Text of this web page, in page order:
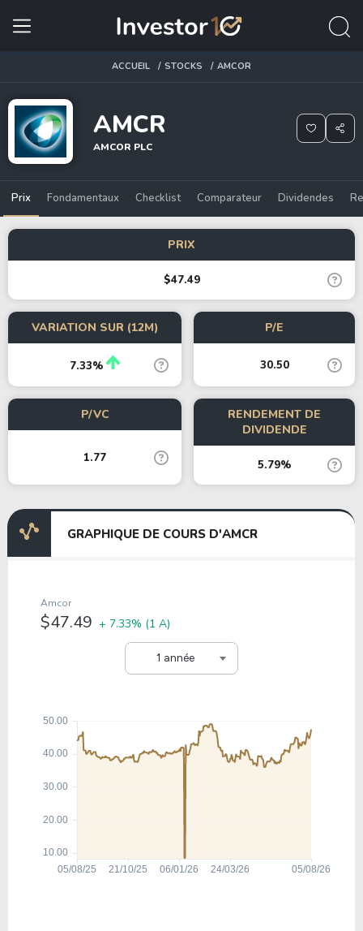
ACCUEIL STOCKS AMCOR
AMCR
AMCOR PLC
Prix Fondamentaux Checklist Comparateur Dividendes
PRIX
$47.49
VARIATION SUR (12M)
7.33%
P/E
30.50
P/VC
1.77
RENDEMENT DE
DIVIDENDE
5.79%
GRAPHIQUE DE COURS D'AMCR
1 année
Amcor
$47.49 + 7.33% (1 A)